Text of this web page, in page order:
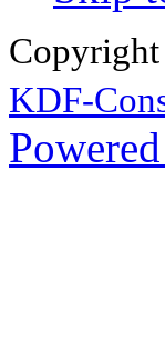
KDF-